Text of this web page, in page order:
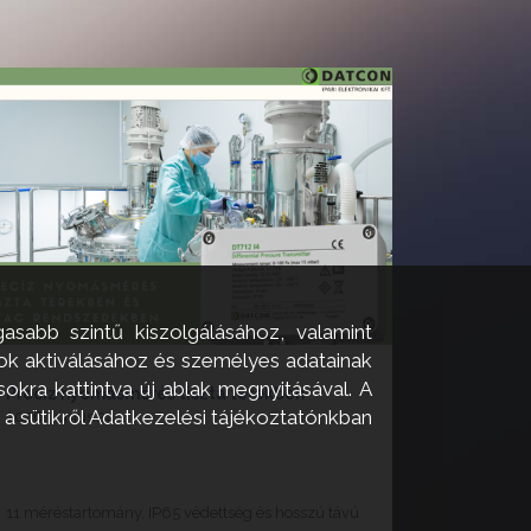
Precíz nyomásmérés tiszta terekben
2026. június 24.
szintű kiszolgálásához, valamint
aktiválásához és személyes adatainak
kattintva új ablak megnyitásával. A
sütikről Adatkezelési tájékoztatónkban